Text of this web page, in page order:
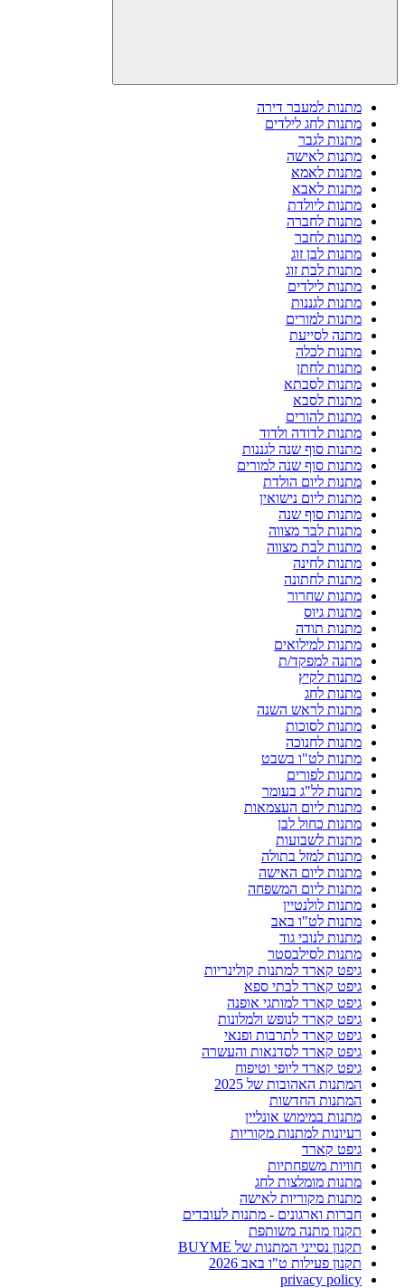
מתנות למעבר דירה
מתנות לחג לילדים
מתנות לגבר
מתנות לאישה
מתנות לאמא
מתנות לאבא
מתנות ליולדת
מתנות לחברה
מתנות לחבר
מתנות לבן זוג
מתנות לבת זוג
מתנות לילדים
מתנות לגננות
מתנות למורים
מתנה לסייעת
מתנות לכלה
מתנות לחתן
מתנות לסבתא
מתנות לסבא
מתנות להורים
מתנות לדודה ולדוד
מתנות סוף שנה לגננות
מתנות סוף שנה למורים
מתנות ליום הולדת
מתנות ליום נישואין
מתנות סוף שנה
מתנות לבר מצווה
מתנות לבת מצווה
מתנות לחינה
מתנות לחתונה
מתנות שחרור
מתנות גיוס
מתנות תודה
מתנות למילואים
מתנה למפקד/ת
מתנות לקיץ
מתנות לחג
מתנות לראש השנה
מתנות לסוכות
מתנות לחנוכה
מתנות לט"ו בשבט
מתנות לפורים
מתנות לל"ג בעומר
מתנות ליום העצמאות
מתנות כחול לבן
מתנות לשבועות
מתנות למזל בתולה
מתנות ליום האישה
מתנות ליום המשפחה
מתנות לולנטיין
מתנות לט"ו באב
מתנות לנובי גוד
מתנות לסילבסטר
גיפט קארד למתנות קולינריות
גיפט קארד לבתי ספא
גיפט קארד למותגי אופנה
גיפט קארד לנופש ולמלונות
גיפט קארד לתרבות ופנאי
גיפט קארד לסדנאות והעשרה
גיפט קארד ליופי וטיפוח
המתנות האהובות של 2025
המתנות החדשות
מתנות במימוש אונליין
רעיונות למתנות מקוריות
גיפט קארד
חוויות משפחתיות
מתנות מומלצות לחג
מתנות מקוריות לאישה
חברות וארגונים - מתנות לעובדים
תקנון מתנה משותפת
תקנון נסייני המתנות של BUYME
תקנון פעילות ט"ו באב 2026
privacy policy